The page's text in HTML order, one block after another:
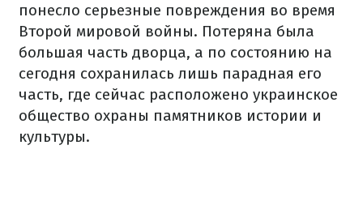
понесло серьезные повреждения во время
Второй мировой войны. Потеряна была
большая часть дворца, а по состоянию на
сегодня сохранилась лишь парадная его
часть, где сейчас расположено украинское
общество охраны памятников истории и
культуры.